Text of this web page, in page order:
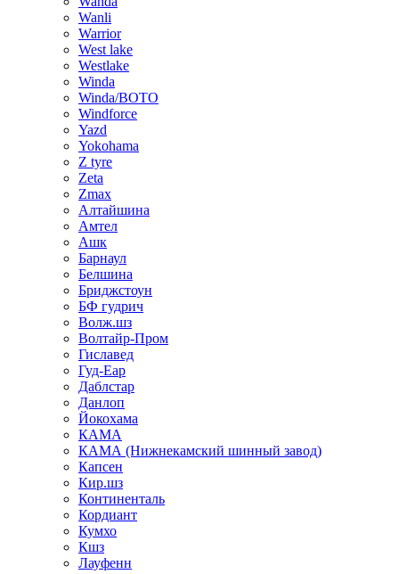
Wanli
Warrior
West lake
Westlake
Winda
Winda/BOTO
Windforce
Yazd
Yokohama
Z tyre
Zeta
Zmax
Алтайшина
Амтел
Ашк
Барнаул
Белшина
Бриджстоун
БФ гудрич
Волж.шз
Волтайр-Пром
Гиславед
Гуд-Еар
Даблстар
Данлоп
Йокохама
КАМА
КАМА (Нижнекамский шинный завод)
Капсен
Кир.шз
Континенталь
Кордиант
Кумхо
Кшз
Лауфенн